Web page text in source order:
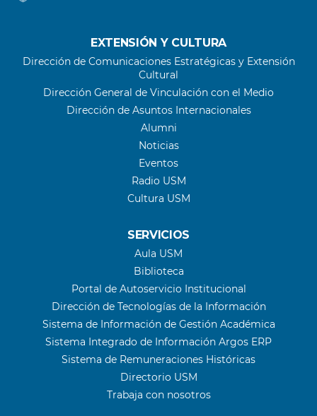
EXTENSIÓN Y CULTURA
Dirección de Comunicaciones Estratégicas y Extensión
Cultural
Dirección General de Vinculación con el Medio
Dirección de Asuntos Internacionales
Alumni
Noticias
Eventos
Radio USM
Cultura USM
SERVICIOS
Aula USM
Biblioteca
Portal de Autoservicio Institucional
Dirección de Tecnologías de la Información
Sistema de Información de Gestión Académica
Sistema Integrado de Información Argos ERP
Sistema de Remuneraciones Históricas
Directorio USM
Trabaja con nosotros